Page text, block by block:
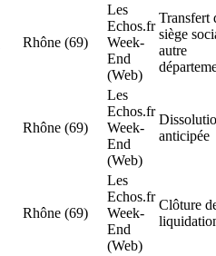
Rhône (69)
Les
Echos.fr
Week-
End
(Web)
Transfert
siège
autre
Rhône (69)
Les
Echos.fr
Week-
End
(Web)
anticipée
Rhône (69)
Les
Echos.fr
Week-
End
(Web)
Clôture